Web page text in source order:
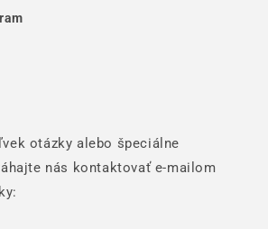
otázky alebo špeciálne
nás kontaktovať e-mailom